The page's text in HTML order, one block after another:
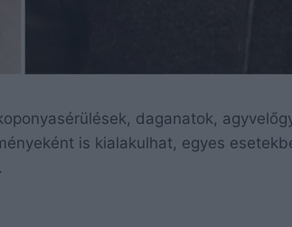
daganatok,
is kialakulhat, egyes